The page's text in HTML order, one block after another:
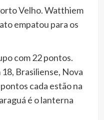
Velho. Watthiem
empatou para os
com 22 pontos.
Brasiliense, Nova
cada estão na
é o lanterna